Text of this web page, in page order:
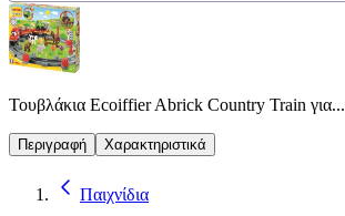
Τουβλάκια Ecoiffier Abrick Country Train για...
Περιγραφή Χαρακτηριστικά
Παιχνίδια